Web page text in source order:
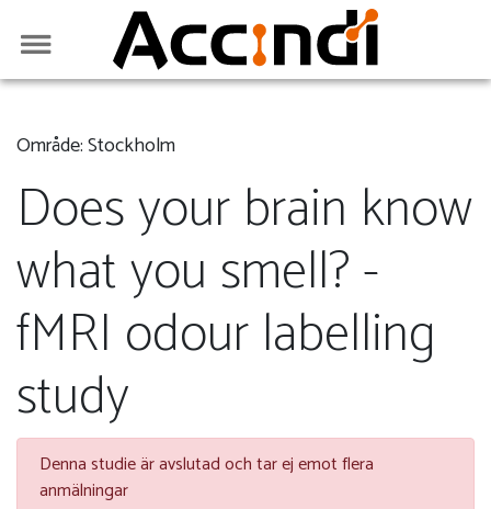
Område: Stockholm
Does your brain know
what you smell? -
fMRI odour labelling
study
Denna studie är avslutad och tar ej emot flera
anmälningar